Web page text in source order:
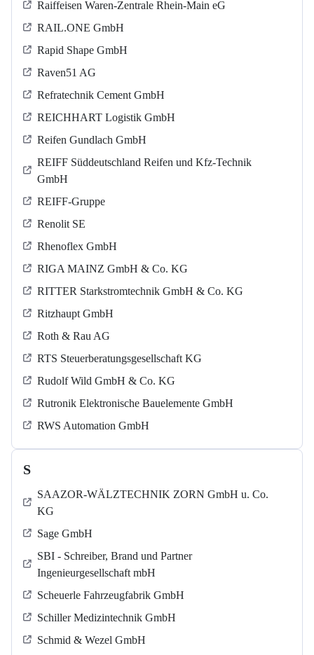
Raiffeisen Waren-Zentrale Rhein-Main eG
RAIL.ONE GmbH
Rapid Shape GmbH
Raven51 AG
Refratechnik Cement GmbH
REICHHART Logistik GmbH
Reifen Gundlach GmbH
REIFF Süddeutschland Reifen und Kfz-Technik
GmbH
REIFF-Gruppe
Renolit SE
Rhenoflex GmbH
RIGA MAINZ GmbH & Co. KG
RITTER Starkstromtechnik GmbH & Co. KG
Ritzhaupt GmbH
Roth & Rau AG
RTS Steuerberatungsgesellschaft KG
Rudolf Wild GmbH & Co. KG
Rutronik Elektronische Bauelemente GmbH
RWS Automation GmbH
S
SAAZOR-WÄLZTECHNIK ZORN GmbH u. Co.
KG
Sage GmbH
SBI - Schreiber, Brand und Partner
Ingenieurgesellschaft mbH
Scheuerle Fahrzeugfabrik GmbH
Schiller Medizintechnik GmbH
Schmid & Wezel GmbH